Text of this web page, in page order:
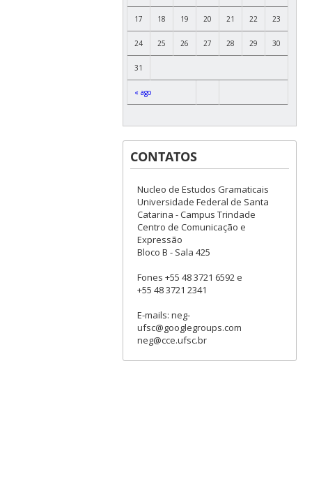
« ago
17 18 19 20 21 22 23
24 25 26 27 28 29 30
31
CONTATOS
Nucleo de Estudos Gramaticais
Universidade Federal de Santa
Catarina - Campus Trindade
Centro de Comunicação e
Expressão
Bloco B - Sala 425
Fones +55 48 3721 6592 e
+55 48 3721 2341
E-mails: neg-
ufsc@googlegroups.com
neg@cce.ufsc.br